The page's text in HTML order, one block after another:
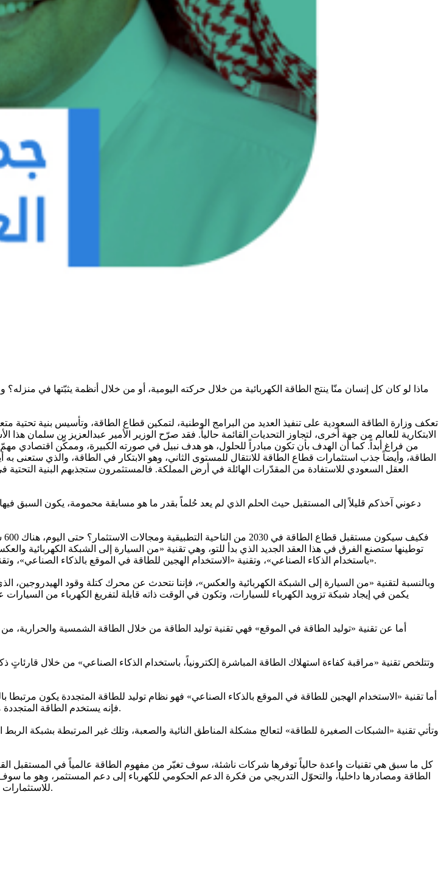
ماذا لو كان كل إنسان منّا ينتج الطاقة الكهربائية من خلال حركته اليومية، أو من خلال أنظمة يثبّتها في
تعكف وزارة الطاقة السعودية على تنفيذ العديد من البرامج الوطنية، لتمكين قطاع الطاقة، وتأسيس بنية تحتية
الابتكارية للعالم من جهة أخرى، لتجاوز التحديات القائمة حالياً. فقد صرّح الوزير الأمير عبدالعزيز بن سلمان
من فراغ أبداً. كما أن الهدف بأن تكون مبادراً للحلول، هو هدف نبيل في صورته الكبيرة، وممكّن اقتصادي
الطاقة، وأيضاً جذب استثمارات قطاع الطاقة للانتقال للمستوى الثاني، وهو الابتكار في الطاقة، والذي ستعنى به
العقل السعودي للاستفادة من المقدّرات الهائلة في أرض المملكة. فالمستثمرون ستجذبهم البنية
دعوني آخذكم قليلاً إلى المستقبل حيث الحلم الذي لم يعد حُلماً بقدر ما هو مسابقة محمومة، يكون السبق
توطينها ستصنع الفرق في هذا العقد الجديد الذي بدأ للتو، وهي تقنية «من السيارة إلى الشبكة الكهربائية
باستخدام الذكاء الصناعي»، وتقنية «الاستخدام الهجين للطاقة في الموقع بالذكاء الصناعي»، وتقنية «الشبكات الصغيرة للطاقة لتوفير الكهرباء في الأماكن النائية أو غير الموصولة بربط الكهرباء».
وبالنسبة لتقنية «من السيارة إلى الشبكة الكهربائية والعكس»، فإننا نتحدث عن محرك كتلة وقود الهيدروجين،
يكمن في إيجاد شبكة تزويد الكهرباء للسيارات، وتكون في الوقت ذاته قابلة لتفريغ الكهرباء من
أما عن تقنية «توليد الطاقة في الموقع» فهي تقنية توليد الطاقة من خلال الطاقة الشمسية والحرارية،
وتتلخص تقنية «مراقبة كفاءة استهلاك الطاقة المباشرة إلكترونياً، باستخدام الذكاء الصناعي» من خلال
أما تقنية «الاستخدام الهجين للطاقة في الموقع بالذكاء الصناعي» فهو نظام توليد للطاقة المتجددة يكون
فإنه يستخدم الطاقة المتجددة مباشرة، وعند تعذر ذلك، فإنه يستخدم الشبكة الكهربائية دون أدنى انقطاع للخدمة عن المستهلك.
وتأتي تقنية «الشبكات الصغيرة للطاقة» لتعالج مشكلة المناطق النائية والصعبة، وتلك غير المرتبطة بشبكة
كل ما سبق هي تقنيات واعدة حالياً توفرها شركات ناشئة، سوف تغيّر من مفهوم الطاقة عالمياً في المستقبل
الطاقة ومصادرها داخلياً، والتحوّل التدريجي من فكرة الدعم الحكومي للكهرباء إلى دعم المستثمر، وهو ما
للاستثمارات الوطنية لتعظيم الاقتصاد السعودي. ولهذا فإن قطاع الطاقة السعودي بحاجة ماسة إلى الحالمين.